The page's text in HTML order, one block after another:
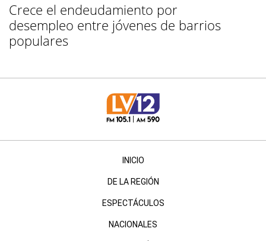
Crece el endeudamiento por
desempleo entre jóvenes de barrios
populares
INICIO
DE LA REGIÓN
ESPECTÁCULOS
NACIONALES